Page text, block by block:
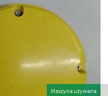
Maszyna używana